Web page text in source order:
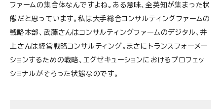
ファームの集合体なんですよね。ある意味、全英知が集まった状
態だと思っています。私は大手総合コンサルティングファームの
戦略本部、武藤さんはコンサルティングファームのデジタル、井
上さんは経営戦略コンサルティング。まさにトランスフォーメー
ションするための戦略、エグゼキューションにおけるプロフェッ
ショナルがそろった状態なのです。